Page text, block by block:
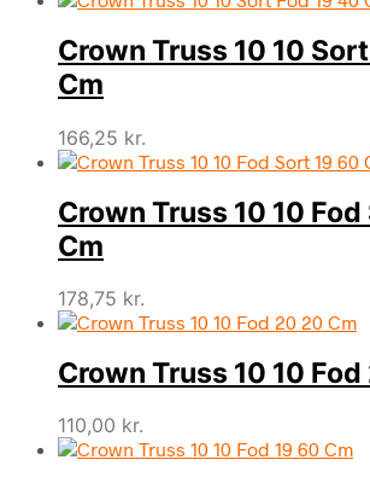
Crown Truss 10 10
Cm
166,25 kr.
Crown Truss 10 10
Cm
178,75 kr.
Crown Truss 10 10
110,00 kr.